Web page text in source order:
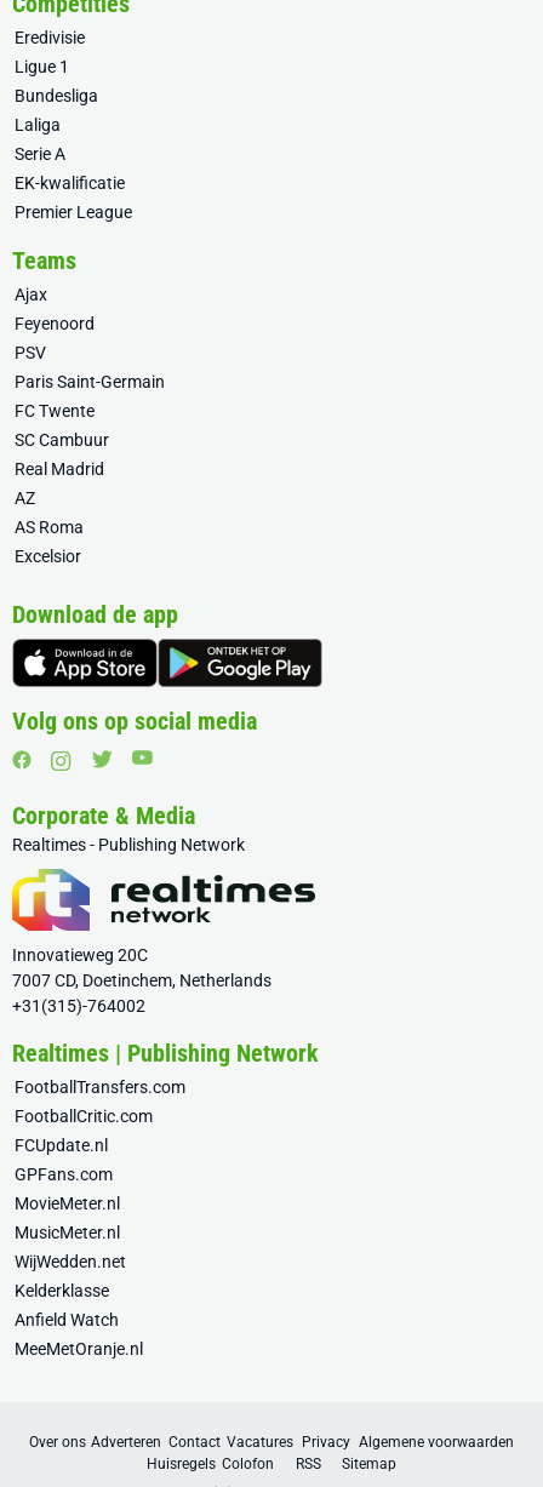
Eredivisie
Ligue 1
Bundesliga
Laliga
Serie A
EK-kwalificatie
Premier League
Teams
Ajax
Feyenoord
PSV
Paris Saint-Germain
FC Twente
SC Cambuur
Real Madrid
AZ
AS Roma
Excelsior
Download de app
Volg ons op social media
Corporate & Media
Realtimes - Publishing Network
Innovatieweg 20C
7007 CD, Doetinchem, Netherlands
+31(315)-764002
Realtimes | Publishing Network
FootballTransfers.com
FootballCritic.com
FCUpdate.nl
GPFans.com
MovieMeter.nl
MusicMeter.nl
WijWedden.net
Kelderklasse
Anfield Watch
MeeMetOranje.nl
Over ons Adverteren Contact Vacatures Privacy Algemene voorwaarden
Huisregels Colofon RSS
Sitemap